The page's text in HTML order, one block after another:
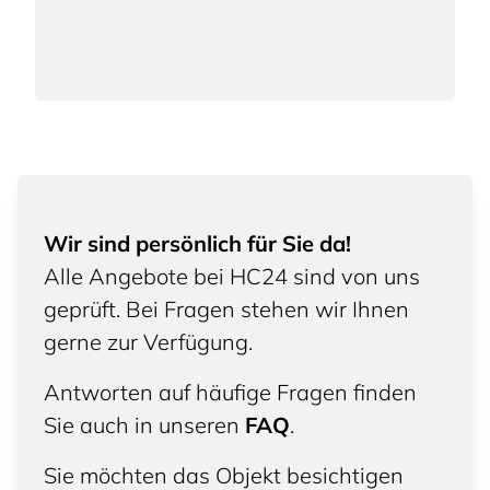
Wir sind persönlich für Sie da!
Alle Angebote bei HC24 sind von uns
geprüft. Bei Fragen stehen wir Ihnen
gerne zur Verfügung.
Antworten auf häufige Fragen finden
Sie auch in unseren FAQ.
Sie möchten das Objekt besichtigen